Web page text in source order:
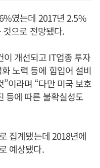
였는데 2017년 2.5%
으로 전망됐다.
개선되고 IT업종 투자
노력 등에 힘입어 설비
이라며 “다만 미국 보호
등에 따른 불확실성도
집계됐는데 2018년에
예상됐다.